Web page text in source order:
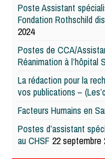
Poste Assistant
Fondation Rothschild
2024
Postes de CCA/
Réanimation à l’hôpital
La rédaction pour la
vos publications –
Facteurs Humains en
Postes d’assistant
au CHSF 22 septembre